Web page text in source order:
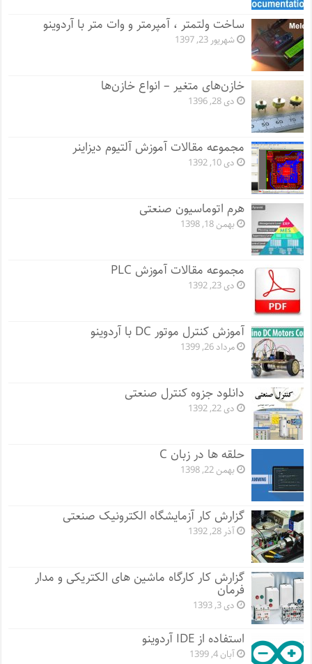
ساخت ولتمتر ، آمپرمتر و وات متر با آردوینو
شهریور 23, 1397
خازن‌های متغیر – انواع خازن‌ها
دی 28, 1396
مجموعه مقالات آموزش آلتیوم دیزاینر
دی 10, 1392
هرم اتوماسیون صنعتی
بهمن 18, 1398
مجموعه مقالات آموزش PLC
دی 23, 1392
آموزش کنترل موتور DC با آردوینو
مرداد 26, 1399
دانلود جزوه کنترل صنعتی
دی 22, 1392
حلقه ها در زبان C
بهمن 22, 1398
گزارش کار آزمایشگاه الکترونیک صنعتی
آذر 28, 1392
گزارش کار کارگاه ماشین های الکتریکی و مدار
فرمان
دی 3, 1393
استفاده از IDE آردوینو
آبان 4, 1399